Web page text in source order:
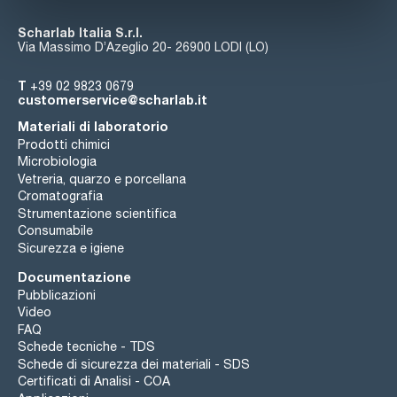
- Ventilazione forzata che riduce l'aumento della
temperatura.
- Mantiene il raffreddamento dopo aver terminato il
processo di centrifugazione;
temperatura regolabile;
- Garantisce 4°C al massimo R.P.M.;
- Regolazione della temperatura da -20 °C (-4 °F) a 40 °C (104
°F) in intervalli di 1 °C;
- Sensore di temperatura all'interno della camera;
- Gas R 449A HFO (senza CFC).
Scharlab Italia S.r.l.
Via Massimo D’Azeglio 20- 26900 LODI (LO)
T +39 02 9823 0679
customerservice@scharlab.it
Materiali di laboratorio
Prodotti chimici
Microbiologia
Vetreria, quarzo e porcellana
Cromatografia
Strumentazione scientifica
Consumabile
Sicurezza e igiene
Documentazione
Pubblicazioni
Video
FAQ
Schede tecniche - TDS
Schede di sicurezza dei materiali - SDS
Certificati di Analisi - COA